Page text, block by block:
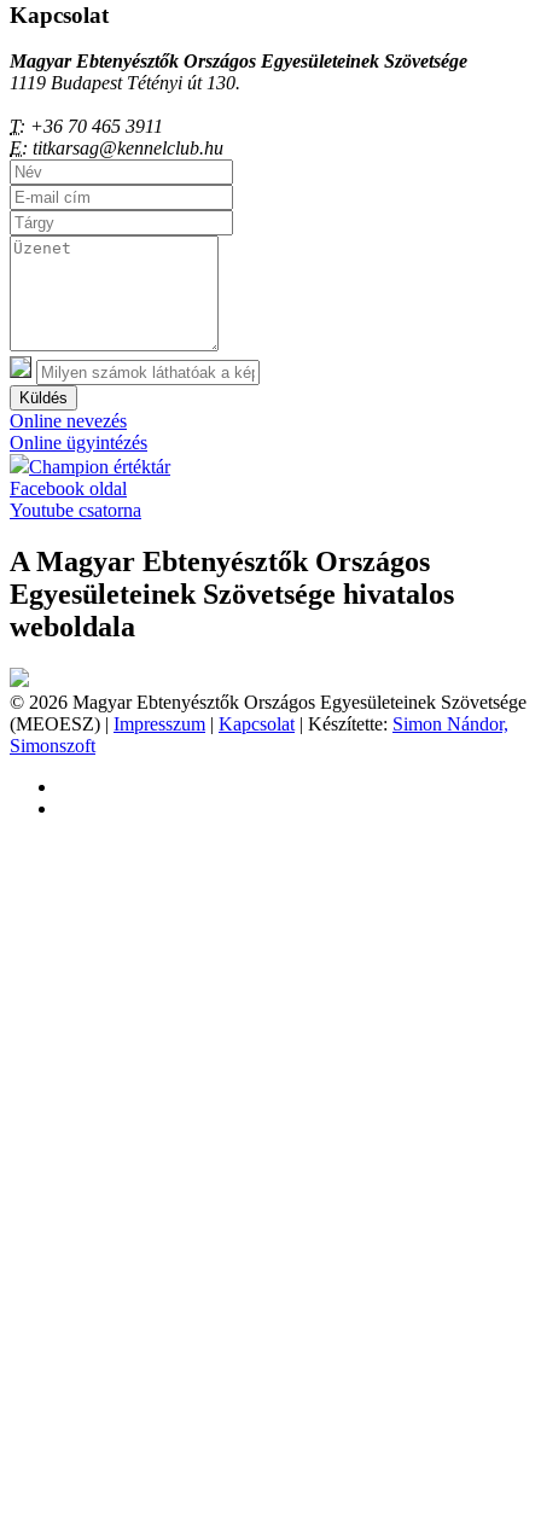
Kapcsolat
Magyar Ebtenyésztők Országos Egyesületeinek Szövetsége
1119 Budapest Tétényi út 130.
T: +36 70 465 3911
E: titkarsag@kennelclub.hu
Küldés
Online nevezés
Online ügyintézés
Champion értéktár
Facebook oldal
Youtube csatorna
A Magyar Ebtenyésztők Országos
Egyesületeinek Szövetsége hivatalos
weboldala
© 2026 Magyar Ebtenyésztők Országos Egyesületeinek Szövetsége
(MEOESZ) | Impresszum | Kapcsolat | Készítette: Simon Nándor,
Simonszoft